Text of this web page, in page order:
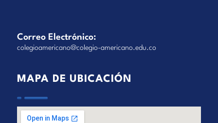
Correo Electrónico:
colegioamericano@colegio-americano.edu.co
MAPA DE UBICACIÓN